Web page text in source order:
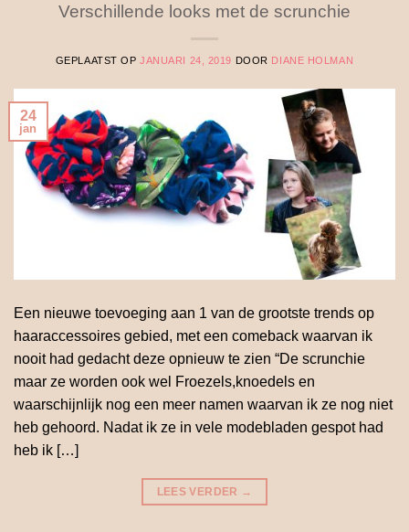
Verschillende looks met de scrunchie
GEPLAATST OPJANUARI 24, 2019 DOOR DIANE HOLMAN
24
jan
Een nieuwe toevoeging aan 1 van de grootste trends op
haaraccessoires gebied, met een comeback waarvan ik
nooit had gedacht deze opnieuw te zien “De scrunchie
maar ze worden ook wel Froezels,knoedels en
waarschijnlijk nog een meer namen waarvan ik ze nog niet
heb gehoord. Nadat ik ze in vele modebladen gespot had
heb ik […]
LEES VERDER →